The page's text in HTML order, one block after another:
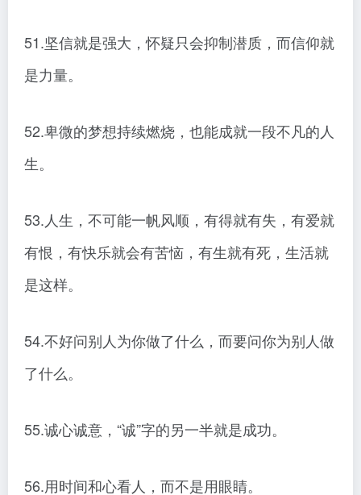
51.坚信就是强大，怀疑只会抑制潜质，而信仰就
是力量。
52.卑微的梦想持续燃烧，也能成就一段不凡的人
生。
53.人生，不可能一帆风顺，有得就有失，有爱就
有恨，有快乐就会有苦恼，有生就有死，生活就
是这样。
54.不好问别人为你做了什么，而要问你为别人做
了什么。
55.诚心诚意，“诚”字的另一半就是成功。
56.用时间和心看人，而不是用眼睛。